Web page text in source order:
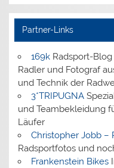
Partner-Links
169kRadsport-
Radler und Fotograf
und Technik der
3*TRIPUGNA
und Teambekleidung
Läufer
Christopher Jobb –
Radsportfotos und
Frankenstein Bikes